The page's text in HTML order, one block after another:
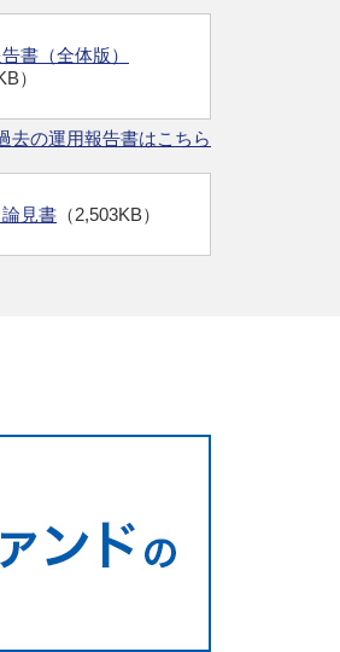
書（全体版）
）
去の運用報告書はこちら
見書 （2,503KB）